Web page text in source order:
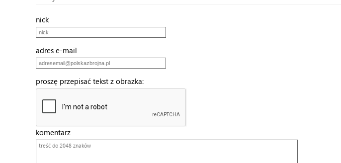
nick
adres e-mail
proszę przepisać tekst z obrazka:
komentarz